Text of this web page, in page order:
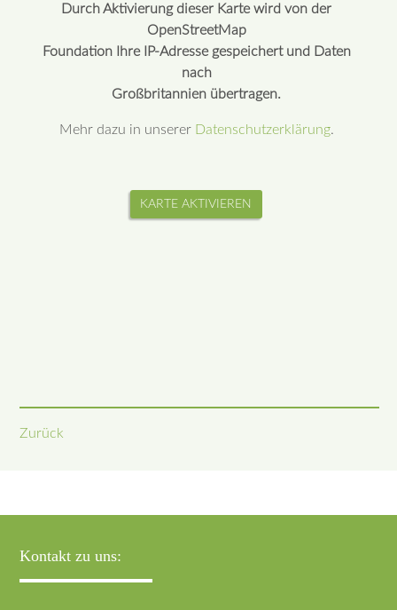
Durch Aktivierung dieser Karte wird von der
OpenStreetMap
Foundation Ihre IP-Adresse gespeichert und Daten
nach
Großbritannien übertragen.
Mehr dazu in unserer Datenschutzerklärung.
KARTE AKTIVIEREN
Zurück
Kontakt zu uns: